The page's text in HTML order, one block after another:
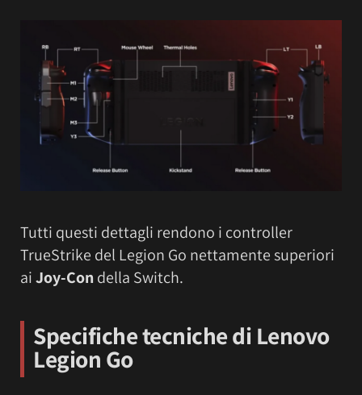
Tutti questi dettagli rendono i controller
TrueStrike del Legion Go nettamente superiori
aiJoy-Condella Switch.
Specifiche tecniche di Lenovo
Legion Go